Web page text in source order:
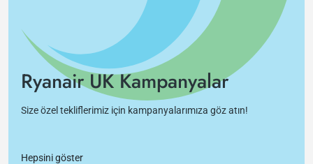
Ryanair UK Kampanyalar
Size özel tekliflerimiz için kampanyalarımıza göz atın!
Hepsini göster